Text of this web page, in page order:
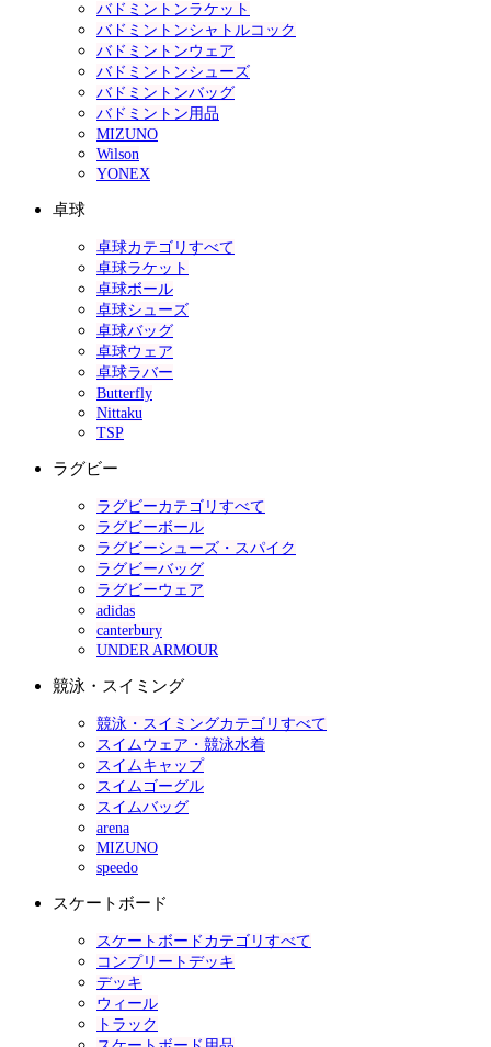
バドミントンラケット
バドミントンシャトルコック
バドミントンウェア
バドミントンシューズ
バドミントンバッグ
バドミントン用品
MIZUNO
Wilson
YONEX
卓球
卓球カテゴリすべて
卓球ラケット
卓球ボール
卓球シューズ
卓球バッグ
卓球ウェア
卓球ラバー
Butterfly
Nittaku
TSP
ラグビー
ラグビーカテゴリすべて
ラグビーボール
ラグビーシューズ・スパイク
ラグビーバッグ
ラグビーウェア
adidas
canterbury
UNDER ARMOUR
競泳・スイミング
競泳・スイミングカテゴリすべて
スイムウェア・競泳水着
スイムキャップ
スイムゴーグル
スイムバッグ
arena
MIZUNO
speedo
スケートボード
スケートボードカテゴリすべて
コンプリートデッキ
デッキ
ウィール
トラック